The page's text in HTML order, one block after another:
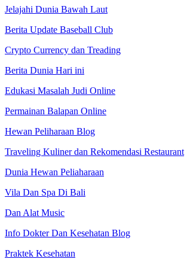
Jelajahi Dunia Bawah Laut
Berita Update Baseball Club
Crypto Currency dan Treading
Berita Dunia Hari ini
Edukasi Masalah Judi Online
Permainan Balapan Online
Hewan Peliharaan Blog
Traveling Kuliner dan Rekomendasi Restaurant
Dunia Hewan Peliaharaan
Vila Dan Spa Di Bali
Dan Alat Music
Info Dokter Dan Kesehatan Blog
Praktek Kesehatan